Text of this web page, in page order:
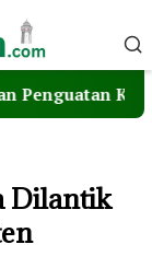
Kolaborasi
Dilantik